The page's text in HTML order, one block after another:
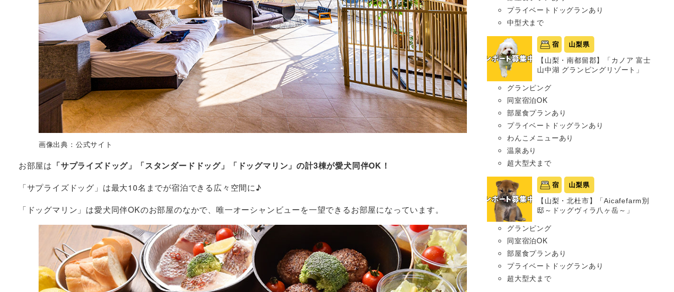
画像出典：公式サイト
お部屋は 「サプライズドッグ」「スタンダードドッグ」「ドッグマリン」の計3棟が愛犬同伴OK！
「サプライズドッグ」は最大10名までが宿泊できる広々空間に♪
「ドッグマリン」は愛犬同伴OKのお部屋のなかで、唯一オーシャンビューを一望できるお部屋になっています。
プライベートドッグランあり
中型犬まで
宿 山梨県
【山梨・南都留郡】「カノア 富士
山中湖 グランピングリゾート」
グランピング
同室宿泊OK
部屋食プランあり
プライベートドッグランあり
わんこメニューあり
温泉あり
超大型犬まで
宿 山梨県
【山梨・北杜市】「Aicafefarm別
邸～ドッグヴィラ八ヶ岳～」
グランピング
同室宿泊OK
部屋食プランあり
プライベートドッグランあり
超大型犬まで